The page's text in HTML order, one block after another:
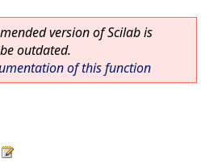
version of Scilab is
outdated.
of this function